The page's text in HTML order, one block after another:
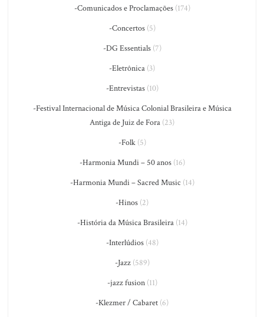
-Comunicados e Proclamações(174)
-Concertos(5)
-DG Essentials(7)
-Eletrônica (3)
-Entrevistas(10)
-Festival Internacional de Música Colonial Brasileira e Música
Antiga de Juiz de Fora (23)
-Folk(5)
-Harmonia Mundi – 50 anos(16)
-Harmonia Mundi – Sacred Music (14)
-Hinos (2)
-História da Música Brasileira(14)
-Interlúdios(48)
-Jazz(589)
-jazz fusion(11)
-Klezmer / Cabaret (6)